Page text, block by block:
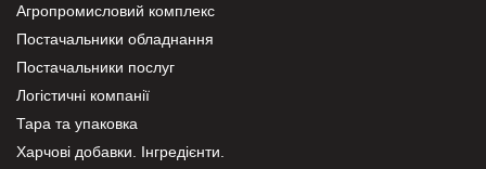
Агропромисловий комплекс
Постачальники обладнання
Постачальники послуг
Логістичні компанії
Тара та упаковка
Харчові добавки. Інгредієнти.